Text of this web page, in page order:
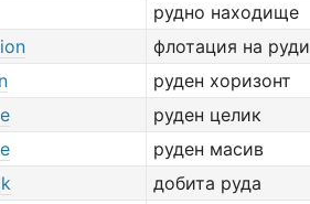
рудно находище
флотация на руди
руден хоризонт
руден целик
руден масив
добита руда